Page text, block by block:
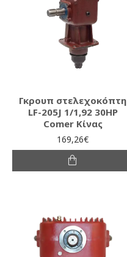
Γκρουπ στελεχοκόπτη
LF-205J 1/1,92 30HP
Comer Κίνας
169,26€